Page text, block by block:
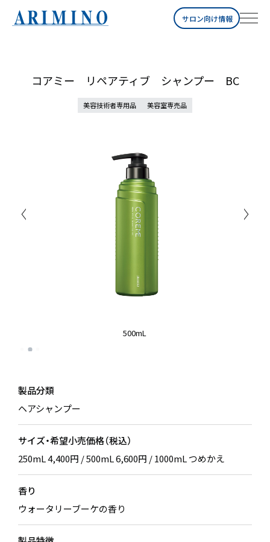
サロン向け情報
コアミー リペアティブ シャンプー BC
美容技術者専用品 美容室専売品
500mL
製品分類
ヘアシャンプー
サイズ・希望小売価格（税込）
250mL 4,400円 / 500mL 6,600円 / 1000mL つめかえ
香り
ウォータリーブーケの香り